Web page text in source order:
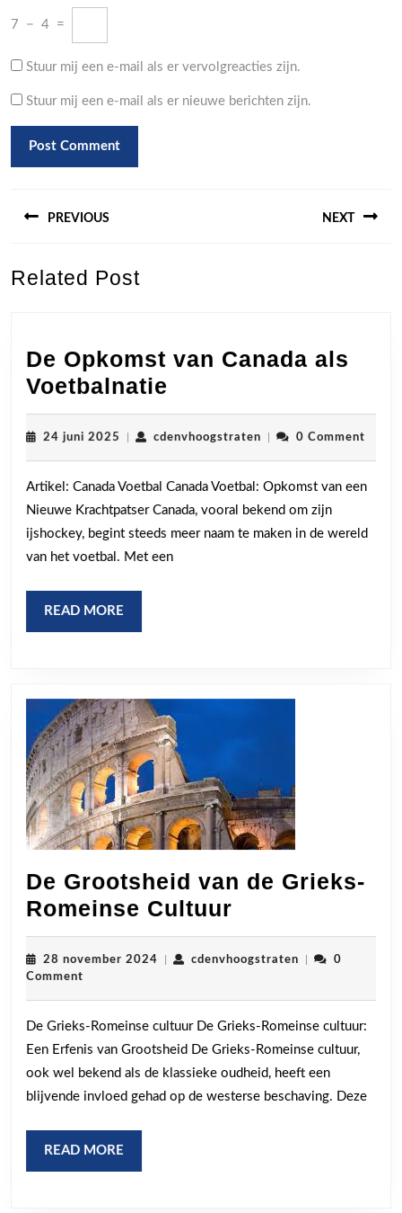
7 − 4 =
Stuur mij een e-mail als er vervolgreacties zijn.
Stuur mij een e-mail als er nieuwe berichten zijn.
PREVIOUS
post:
NEXT
Related Post
De Opkomst van Canada als
Voetbalnatie
Opkomst
van
Canada
als
Voetbalnatie
24 juni 2025 24
cdenvhoogstratencdenvhoogstraten
0 Comment
Artikel: Canada Voetbal Canada Voetbal: Opkomst van een
Nieuwe Krachtpatser Canada, vooral bekend om zijn
ijshockey, begint steeds meer naam te maken in de wereld
van het voetbal. Met een
READ MORE
MORE
De Grootsheid van de Grieks-
Romeinse Cultuur
Grootsheid
van
Grieks-
Romeinse
Cultuur
28 november 2024 28
cdenvhoogstraten
0
Comment
De Grieks-Romeinse cultuur De Grieks-Romeinse cultuur:
Een Erfenis van Grootsheid De Grieks-Romeinse cultuur,
ook wel bekend als de klassieke oudheid, heeft een
blijvende invloed gehad op de westerse beschaving. Deze
READ MORE
MORE